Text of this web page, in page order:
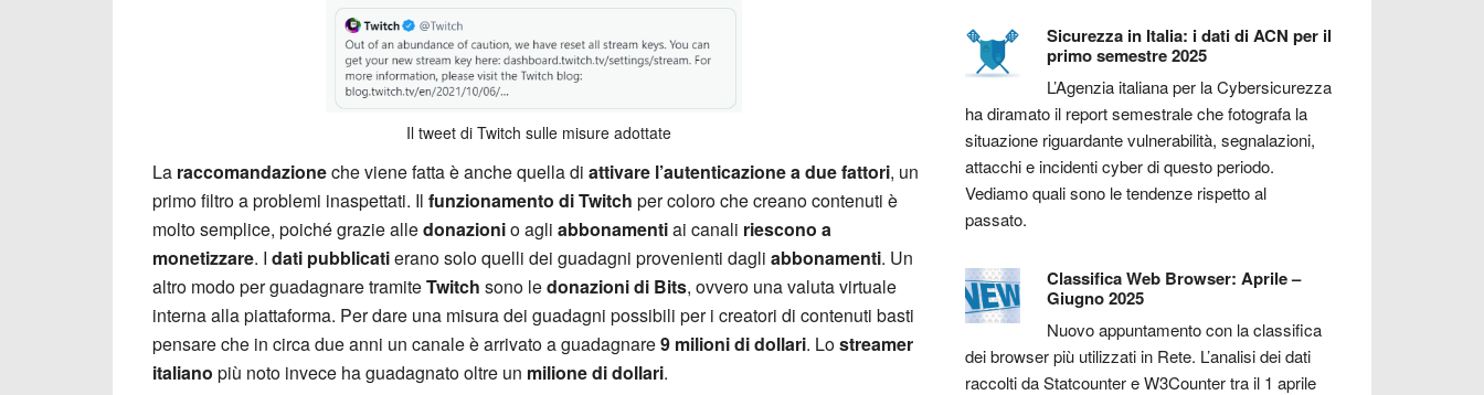
Il tweet di Twitch sulle misure adottate
La raccomandazioneche viene fatta è anche quella di attivare l’autenticazione a due fattori, un
primo filtro a problemi inaspettati. Il funzionamento di Twitch per coloro che creano contenuti è
molto semplice, poiché grazie alledonazionio agli abbonamentiai canali riescono a
monetizzare. I dati pubblicatierano solo quelli dei guadagni provenienti dagli abbonamenti. Un
altro modo per guadagnare tramiteTwitch sono ledonazioni di Bits, ovvero una valuta virtuale
interna alla piattaforma. Per dare una misura dei guadagni possibili per i creatori di contenuti basti
pensare che in circa due anni un canale è arrivato a guadagnare9 milioni di dollari. Lostreamer
italiano più noto invece ha guadagnato oltre un milione di dollari.
Sicurezza in Italia: i dati di ACN per il
primo semestre 2025
L’Agenzia italiana per la Cybersicurezza
ha diramato il report semestrale che fotografa la
situazione riguardante vulnerabilità, segnalazioni,
attacchi e incidenti cyber di questo periodo.
Vediamo quali sono le tendenze rispetto al
passato.
Classifica Web Browser: Aprile –
Giugno 2025
Nuovo appuntamento con la classifica
dei browser più utilizzati in Rete. L’analisi dei dati
raccolti da Statcounter e W3Counter tra il 1 aprile